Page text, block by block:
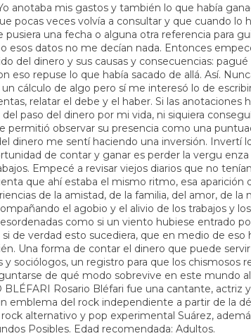
anotaba mis gastos y también lo que había
pocas veces volvía a consultar y que cuando lo
pusiera una fecha o alguna otra referencia para
esos datos no me decían nada. Entonces
del dinero y sus causas y consecuencias:
eso repuse lo que había sacado de allá. Así.
cálculo de algo pero sí me interesó lo de
relatar el debe y el haber. Si las anotaciones
paso del dinero por mi vida, ni siquiera
permitió observar su presencia como una
dinero me sentí haciendo una inversión. Invertí
de contar y ganar es perder la vergu
Empecé a revisar viejos diarios que no
que ahí estaba el mismo ritmo, esa aparición
de la amistad, de la familia, del amor, de la
el agobio y el alivio de los trabajos y
como si un viento hubiese entrado
si de verdad esto sucediera, que en medio de eso
Una forma de contar el dinero que puede
y sociólogos, un registro para que los chismosos
de qué modo sobrevive en este mundo
BLÉFARI Rosario Bléfari fue una cantante, actriz
emblema del rock independiente a partir de la
alternativo y pop experimental Suárez,
Posibles. Edad recomendada: Adultos.